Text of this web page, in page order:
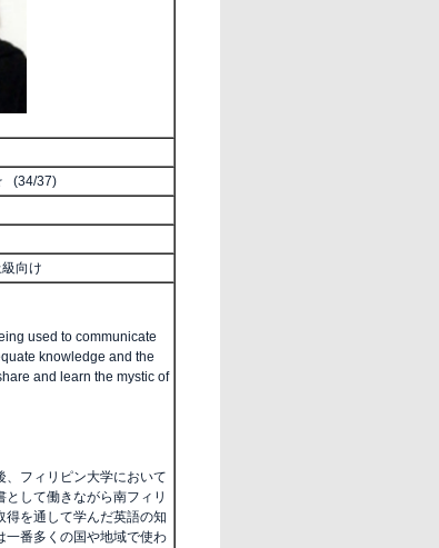
(34/37)
向け
used to communicate
knowledge and the
and learn the mystic of
フィリピン大学において
して働きながら南フィリ
得を通して学んだ英語の知
一番多くの国や地域で使わ